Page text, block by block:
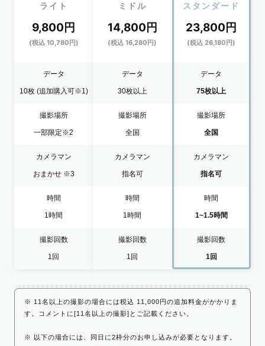
ライト
9,800円
(税込 10,780円)
データ
10枚 (追加購入可※1)
撮影場所
一部限定※2
カメラマン
おまかせ ※3
時間
1時間
撮影回数
1回
ミドル
14,800円
(税込 16,280円)
データ
30枚以上
撮影場所
全国
カメラマン
指名可
時間
1時間
撮影回数
1回
スタンダード
23,800円
(税込 26,180円)
データ
75枚以上
撮影場所
全国
カメラマン
指名可
時間
1~1.5時間
撮影回数
1回
※ 11名以上の撮影の場合には税込 11,000円の追加料金がかかりま
す。コメントに[11名以上の撮影]とご記載ください。
※ 以下の場合には、同日に2枠分のお申し込みが必要となります。